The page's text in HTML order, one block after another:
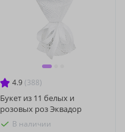
4.9 (388)
Букет из 11 белых и
розовых роз Эквадор
В наличии